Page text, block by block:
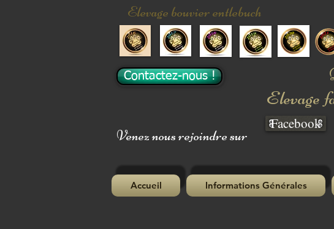
Elevage bouvier entlebuch
Contactez-nous !
Elevage
Venez nous rejoindre sur
Facebook
Accueil Informations Générales